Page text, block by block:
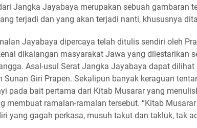
Jangka Jayabaya merupakan sebuah gambaran
terjadi dan yang akan terjadi nanti, khususnya
Jayabaya dipercaya telah ditulis sendiri oleh
dikalangan masyarakat Jawa yang dilestarikan
Asal-usul Serat Jangka Jayabaya dapat
Sunan Giri Prapen. Sekalipun banyak keraguan
pada bait pertama dari Kitab Musarar yang
membuat ramalan-ramalan tersebut. “Kitab
yang gagah perkasa, musuh takut dan takluk, tak